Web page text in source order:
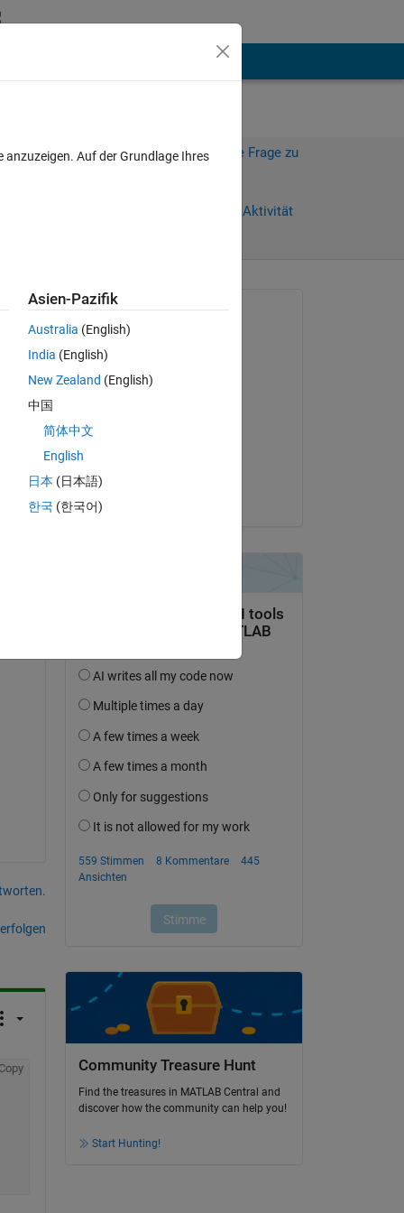
Melden Sie sich an, um diese Frage zu
Anmelden, um Aktivität
Raushan
am 4 Okt. 2023
am 4 Okt. 2023
Akzeptiert:
Community Treasure Hunt
Find the treasures in MATLAB Central and
discover how the community can help you!
Start Hunting!
Auf der Grundlage Ihres
Asien-Pazifik
Australia (English)
India (English)
New Zealand (English)
中国
简体中文
English
日本 (日本語)
한국 (한국어)